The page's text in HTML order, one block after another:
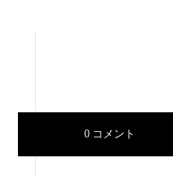
0 コメント